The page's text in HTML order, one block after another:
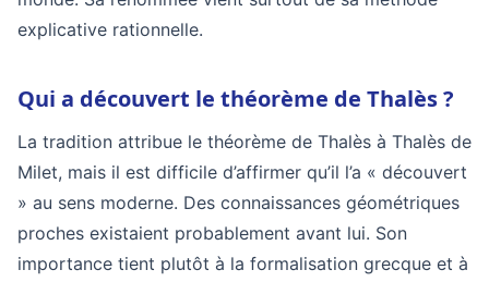
explicative rationnelle.
Qui a découvert le théorème de Thalès ?
La tradition attribue le théorème de Thalès à Thalès de
Milet, mais il est difficile d’affirmer qu’il l’a « découvert
» au sens moderne. Des connaissances géométriques
proches existaient probablement avant lui. Son
importance tient plutôt à la formalisation grecque et à